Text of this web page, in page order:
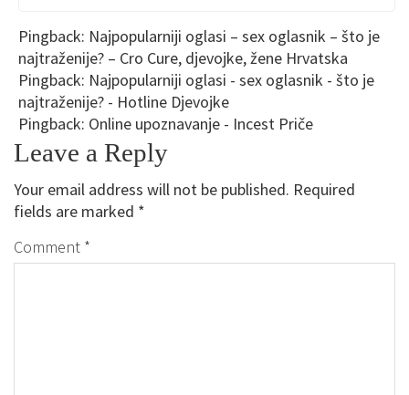
Pingback: Najpopularniji oglasi – sex oglasnik – što je
najtraženije? – Cro Cure, djevojke, žene Hrvatska
Pingback: Najpopularniji oglasi - sex oglasnik - što je
najtraženije? - Hotline Djevojke
Pingback: Online upoznavanje - Incest Priče
Leave a Reply
Your email address will not be published. Required
fields are marked *
Comment *